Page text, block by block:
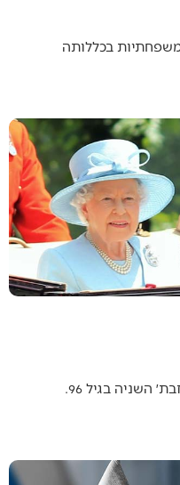
בכללותה
לפני כשבועיים נפטרה המלכה אליזבת׳ השניה בגיל 96.